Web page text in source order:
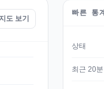
도 보기
빠른 통계
상태
최근 20분